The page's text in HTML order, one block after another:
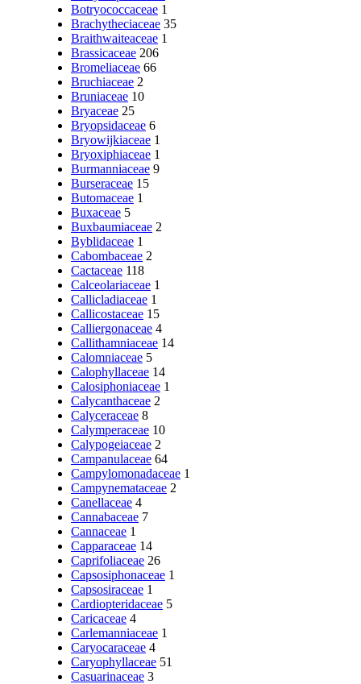
Botryococcaceae 1
Brachytheciaceae 35
Braithwaiteaceae 1
Brassicaceae 206
Bromeliaceae 66
Bruchiaceae 2
Bruniaceae 10
Bryaceae 25
Bryopsidaceae 6
Bryowijkiaceae 1
Bryoxiphiaceae 1
Burmanniaceae 9
Burseraceae 15
Butomaceae 1
Buxaceae 5
Buxbaumiaceae 2
Byblidaceae 1
Cabombaceae 2
Cactaceae 118
Calceolariaceae 1
Callicladiaceae 1
Callicostaceae 15
Calliergonaceae 4
Callithamniaceae 14
Calomniaceae 5
Calophyllaceae 14
Calosiphoniaceae 1
Calycanthaceae 2
Calyceraceae 8
Calymperaceae 10
Calypogeiaceae 2
Campanulaceae 64
Campylomonadaceae 1
Campynemataceae 2
Canellaceae 4
Cannabaceae 7
Cannaceae 1
Capparaceae 14
Caprifoliaceae 26
Capsosiphonaceae 1
Capsosiraceae 1
Cardiopteridaceae 5
Caricaceae 4
Carlemanniaceae 1
Caryocaraceae 4
Caryophyllaceae 51
Casuarinaceae 3